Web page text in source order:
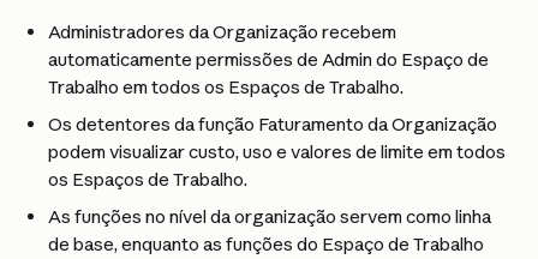
Administradores da Organização recebem
automaticamente permissões de Admin do Espaço de
Trabalho em todos os Espaços de Trabalho.
Os detentores da função Faturamento da Organização
podem visualizar custo, uso e valores de limite em todos
os Espaços de Trabalho.
As funções no nível da organização servem como linha
de base, enquanto as funções do Espaço de Trabalho